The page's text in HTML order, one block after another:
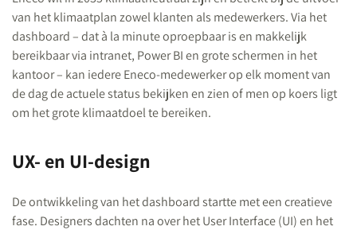
van het klimaatplan zowel klanten als medewerkers. Via het
dashboard – dat à la minute oproepbaar is en makkelijk
bereikbaar via intranet, Power BI en grote schermen in het
kantoor – kan iedere Eneco-medewerker op elk moment van
de dag de actuele status bekijken en zien of men op koers ligt
om het grote klimaatdoel te bereiken.
UX- en UI-design
De ontwikkeling van het dashboard startte met een creatieve
fase. Designers dachten na over het User Interface (UI) en het